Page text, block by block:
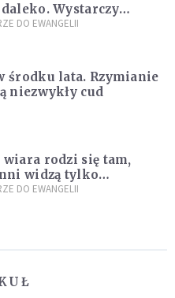
Wystarczy
się słuchać
DO EWANGELII
środku lata. Rzymianie
niezwykły cud
rodzi się tam,
widzą tylko
DO EWANGELII